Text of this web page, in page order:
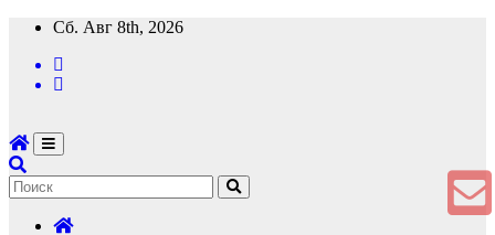
Перейти
содержимому
Сб. Авг 8th, 2026